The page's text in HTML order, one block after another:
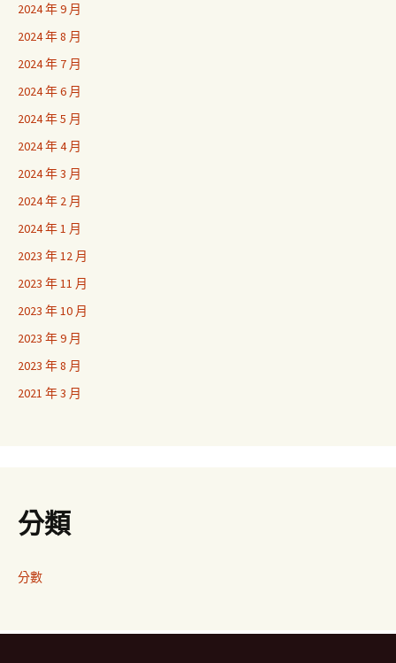
2024 年 9 月
2024 年 8 月
2024 年 7 月
2024 年 6 月
2024 年 5 月
2024 年 4 月
2024 年 3 月
2024 年 2 月
2024 年 1 月
2023 年 12 月
2023 年 11 月
2023 年 10 月
2023 年 9 月
2023 年 8 月
2021 年 3 月
分類
分數